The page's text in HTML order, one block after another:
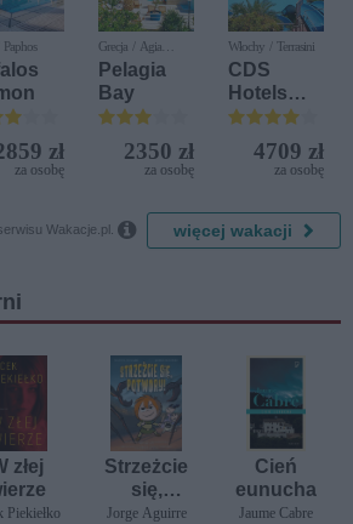
zł
za osobę
Grecja / Agia
Pelagia
Pelagia
Bay
2350 zł
za osobę
Włochy / Terrasini
CDS
Hotels
Terrasini
(ex. Citta
del Mare)
4709 zł
za osobę
Wakacje.pl.  więcej wakacji
złej
Piekiełko
Strzeżcie
się,
potwory!
Jorge Aguirre
Cień
eunucha
Jaume Cabre